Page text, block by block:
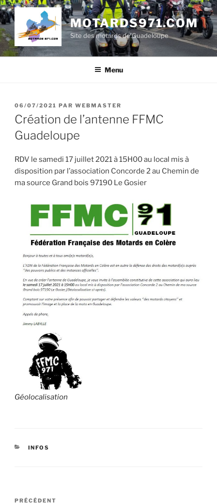
Aller
au
contenu
principal
MOTARDS971.COM
Site des motards de Guadeloupe
Menu
PUBLIÉ
LE
06/07/2021 PAR WEBMASTER
Création de l’antenne FFMC
Guadeloupe
RDV le samedi 17 juillet 2021 à 15H00 au local mis à
disposition par l’association Concorde 2 au Chemin de
ma source Grand bois 97190 Le Gosier
Géolocalisation
CATÉGORIES
INFOS
Navigation
PRÉCÉDENT